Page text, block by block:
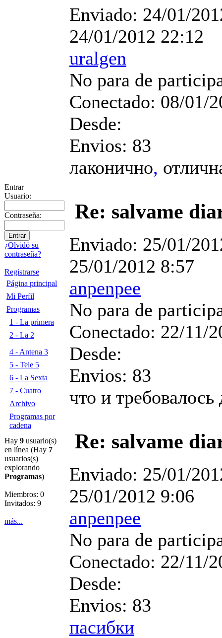
Entrar
Usuario:
Contraseña:
¿Olvidó su
contraseña?
Registrarse
Página principal
Mi Perfil
Programas
1 - La primera
2 - La 2
4 - Antena 3
5 - Tele 5
6 - La Sexta
7 - Cuatro
Archivo
Programas por
cadena
Hay 9 usuario(s)
en línea (Hay 7
usuarios(s)
explorando
Programas)
Miembros: 0
Invitados: 9
más...
Enviado: 24/01/
24/01/2012 22:12
uralgen
No para de
Conectado: 08/01/
Desde:
Envios: 83
лаконично,
Re: salvame
Enviado: 25/01/
25/01/2012 8:57
anpenpee
No para de
Conectado: 22/11/
Desde:
Envios: 83
что и требовалось
Re: salvame
Enviado: 25/01/
25/01/2012 9:06
anpenpee
No para de
Conectado: 22/11/
Desde:
Envios: 83
пасибки